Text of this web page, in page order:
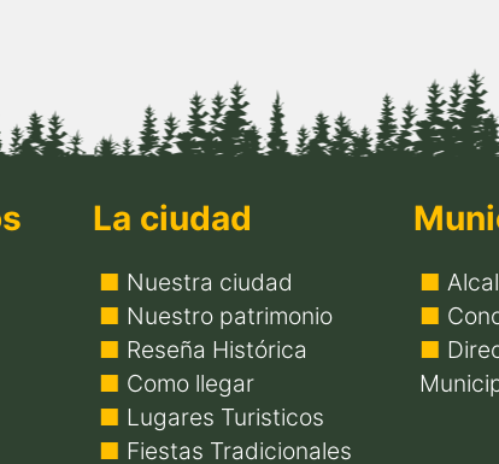
La ciudad
Nuestra ciudad
Nuestro patrimonio
Reseña Histórica
Como llegar
Lugares Turisticos
Fiestas Tradicionales